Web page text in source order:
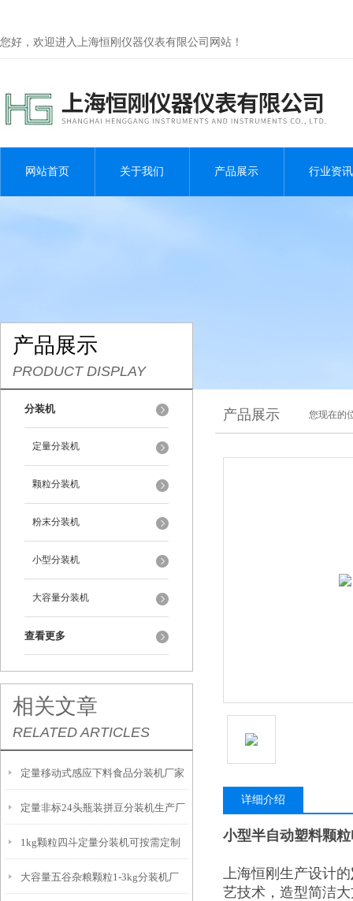
您好，欢迎进入上海恒刚仪器仪表有限公司网站！
网站首页 关于我们 产品展示 行业资讯
产品展示
PRODUCT DISPLAY
分装机
定量分装机
颗粒分装机
粉末分装机
小型分装机
大容量分装机
查看更多
相关文章
RELATED ARTICLES
定量移动式感应下料食品分装机厂家
定量非标24头瓶装拼豆分装机生产厂
家
1kg颗粒四斗定量分装机可按需定制
大容量五谷杂粮颗粒1-3kg分装机厂
产品展示 您现在的
详细介绍
小型半自动塑料颗
上海恒刚生产设计的
艺技术，造型简洁